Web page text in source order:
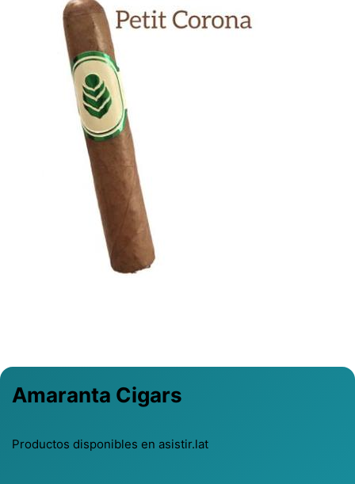
Amaranta Cigars
Productos disponibles en asistir.lat